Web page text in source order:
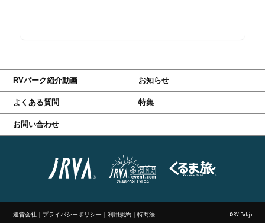
RVパーク紹介動画 お知らせ
よくある質問 特集
お問い合わせ
運営会社 ｜ プライバシーポリシー ｜利用規約 ｜特商法 ©RV-Park.jp